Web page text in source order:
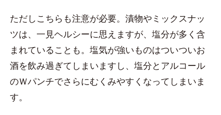
ただしこちらも注意が必要。漬物やミックスナッ
ツは、一見ヘルシーに思えますが、塩分が多く含
まれていることも。塩気が強いものはついついお
酒を飲み過ぎてしまいますし、塩分とアルコール
のＷパンチでさらにむくみやすくなってしまいま
す。